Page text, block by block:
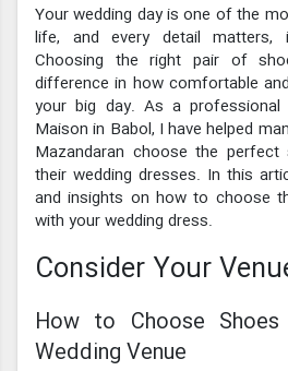
Your wedding day is one of the
life, and every detail matters,
Choosing the right pair of
difference in how comfortable
your big day. As a professional
Maison in Babol, I have helped
Mazandaran choose the
their wedding dresses. In this
and insights on how to choose
with your wedding dress.
Consider Your
How to Choose
Wedding Venue